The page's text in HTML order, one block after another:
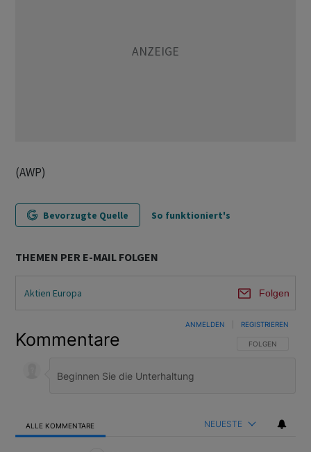
(AWP)
Bevorzugte Quelle So funktioniert's
THEMEN PER E-MAIL FOLGEN
Aktien Europa Folgen
Kommentare FOLGE DIESER
FOLGEN
ANMELDEN REGISTRIEREN
ALLE KOMMENTARE NEUESTE